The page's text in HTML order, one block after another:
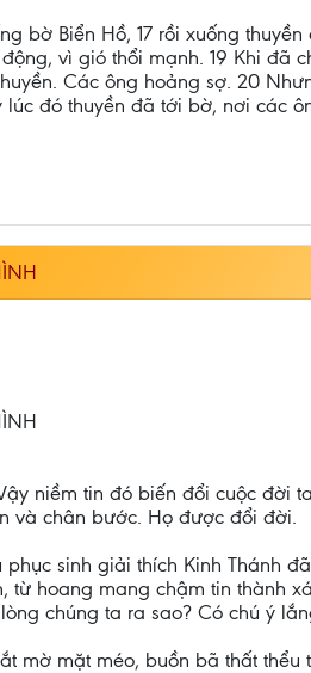
bờ Biển Hồ, 17 rồi xuống
vì gió thổi mạnh. 19 Khi
Các ông hoảng sợ. 20
đó thuyền đã tới bờ, nơi các
niềm tin đó biến đổi cuộc đời
và chân bước. Họ được đổi đời.
phục sinh giải thích Kinh Thánh
từ hoang mang chậm tin thành
chúng ta ra sao? Có chú ý
mờ mặt méo, buồn bã thất